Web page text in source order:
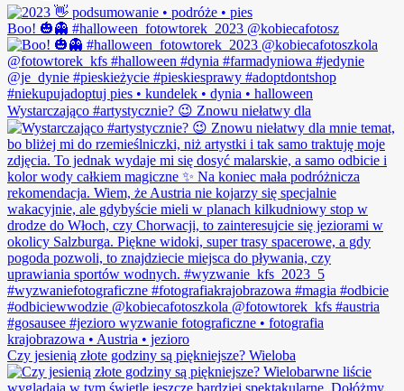
Boo! 🎃👻 #halloween_fotowtorek_2023 @kobiecafotosz
Wystarczająco #artystycznie? 😉 Znowu niełatwy dla
Czy jesienią złote godziny są piękniejsze? Wieloba